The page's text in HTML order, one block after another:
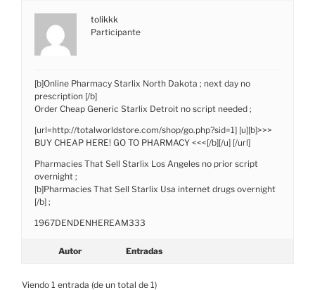
tolikkk
Participante
[b]Online Pharmacy Starlix North Dakota ; next day no
prescription [/b]
Order Cheap Generic Starlix Detroit no script needed ;
[url=http://totalworldstore.com/shop/go.php?sid=1] [u][b]>>>
BUY CHEAP HERE! GO TO PHARMACY <<<[/b][/u] [/url]
Pharmacies That Sell Starlix Los Angeles no prior script
overnight ;
[b]Pharmacies That Sell Starlix Usa internet drugs overnight
[/b] ;
1967DENDENHEREAM333
Autor Entradas
Viendo 1 entrada (de un total de 1)